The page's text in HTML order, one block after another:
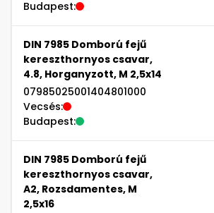
Budapest:
DIN 7985 Domború fejű
kereszthornyos csavar,
4.8, Horganyzott, M 2,5x14
07985025001404801000
Vecsés:
Budapest:
DIN 7985 Domború fejű
kereszthornyos csavar,
A2, Rozsdamentes, M
2,5x16